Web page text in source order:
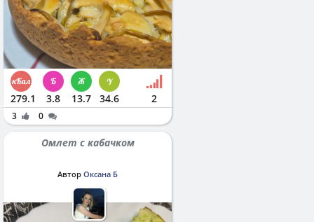
279.1 3.8 13.7 34.6 2
3 0
Омлет с кабачком
Автор Оксана Б